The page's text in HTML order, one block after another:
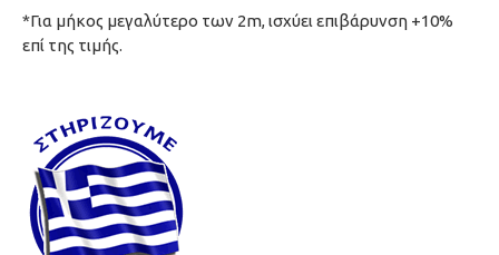
*Για μήκος μεγαλύτερο των 2m, ισχύει επιβάρυνση +10%
επί της τιμής.